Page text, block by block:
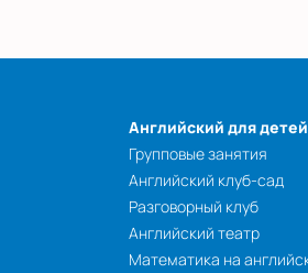
Английский для детей
Групповые занятия
Английский клуб-сад
Разговорный клуб
Английский театр
Математика на